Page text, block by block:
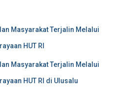
Masyarakat Terjalin Melalui
HUT RI
Masyarakat Terjalin Melalui
HUT RI di Ulusalu